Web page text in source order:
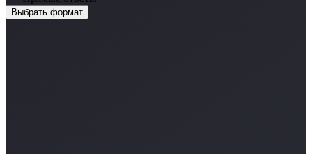
Выбрать формат